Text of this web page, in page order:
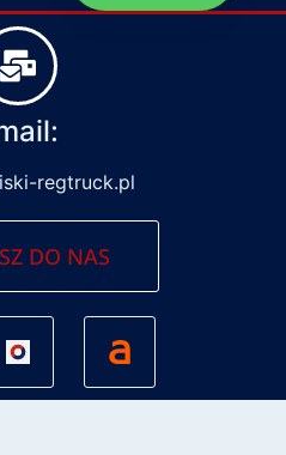
regtruck.pl
DO NAS